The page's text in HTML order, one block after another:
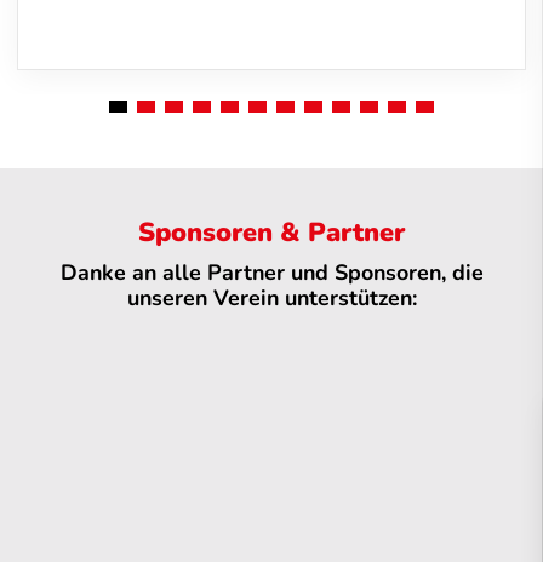
Sponsoren & Partner
Danke an alle Partner und Sponsoren, die
unseren Verein unterstützen: